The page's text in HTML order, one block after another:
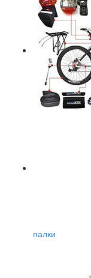
палки